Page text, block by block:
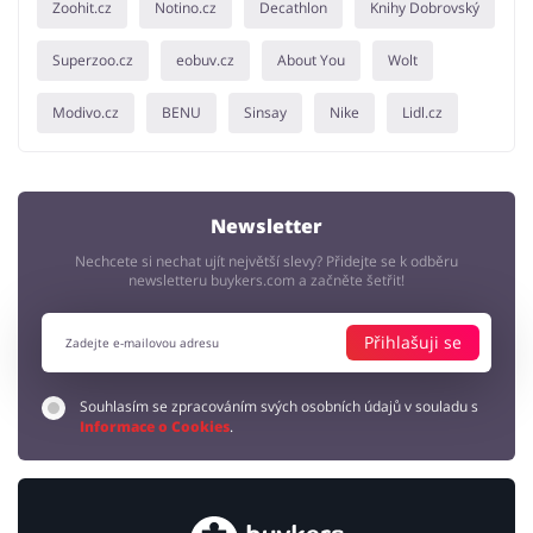
Zoohit.cz Notino.cz Decathlon Knihy Dobrovský
Superzoo.cz eobuv.cz About You Wolt
Modivo.cz BENU Sinsay Nike Lidl.cz
Newsletter
Nechcete si nechat ujít největší slevy? Přidejte se k odběru
newsletteru buykers.com a začněte šetřit!
Přihlašuji se
Souhlasím se zpracováním svých osobních údajů v souladu s
Informace o Cookies.